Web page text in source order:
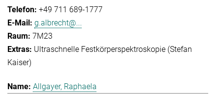
+49 711 689-1777
g.albrecht@...
7M23
Ultraschnelle Festkörperspektroskopie (Stefan
Kaiser)
Allgayer, Raphaela